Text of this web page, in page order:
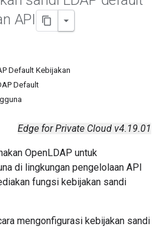
API
Default Kebijakan
Default
Edge for Private Cloud v4.19.01
OpenLDAP untuk
di lingkungan pengelolaan API
fungsi kebijakan sandi
mengonfigurasi kebijakan sandi